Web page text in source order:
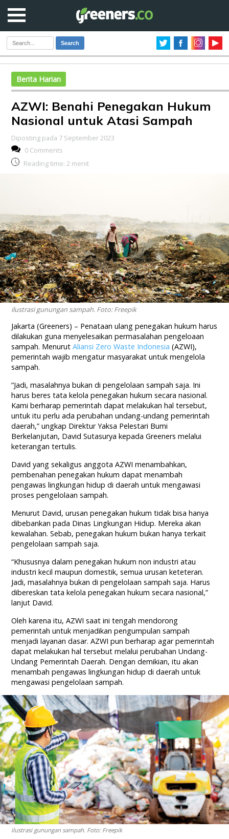
Search
Berita Harian
AZWI: Benahi Penegakan Hukum
Nasional untuk Atasi Sampah
Diposting pada 7 September 2023
0 Comments
Reading time: 2 menit
ilustrasi gunungan sampah. Foto: Freepik
Jakarta (Greeners) – Penataan ulang penegakan hukum harus
dilakukan guna menyelesaikan permasalahan pengeloaan
sampah. MenurutAliansi Zero Waste Indonesia (AZWI),
pemerintah wajib mengatur masyarakat untuk mengelola
sampah.
“Jadi, masalahnya bukan di pengelolaan sampah saja. Ini
harus beres tata kelola penegakan hukum secara nasional.
Kami berharap pemerintah dapat melakukan hal tersebut,
untuk itu perlu ada perubahan undang-undang pemerintah
daerah,” ungkap Direktur Yaksa Pelestari Bumi
Berkelanjutan, David Sutasurya kepada Greeners melalui
keterangan tertulis.
David yang sekaligus anggota AZWI menambahkan,
pembenahan penegakan hukum dapat menambah
pengawas lingkungan hidup di daerah untuk mengawasi
proses pengelolaan sampah.
Menurut David, urusan penegakan hukum tidak bisa hanya
dibebankan pada Dinas Lingkungan Hidup. Mereka akan
kewalahan. Sebab, penegakan hukum bukan hanya terkait
pengelolaan sampah saja.
“Khususnya dalam penegakan hukum non industri atau
industri kecil maupun domestik, semua urusan keteteran.
Jadi, masalahnya bukan di pengelolaan sampah saja. Harus
dibereskan tata kelola penegakan hukum secara nasional,”
lanjut David.
Oleh karena itu, AZWI saat ini tengah mendorong
pemerintah untuk menjadikan pengumpulan sampah
menjadi layanan dasar. AZWI pun berharap agar pemerintah
dapat melakukan hal tersebut melalui perubahan Undang-
Undang Pemerintah Daerah. Dengan demikian, itu akan
menambah pengawas lingkungan hidup di daerah untuk
mengawasi pengelolaan sampah.
ilustrasi gunungan sampah. Foto: Freepik